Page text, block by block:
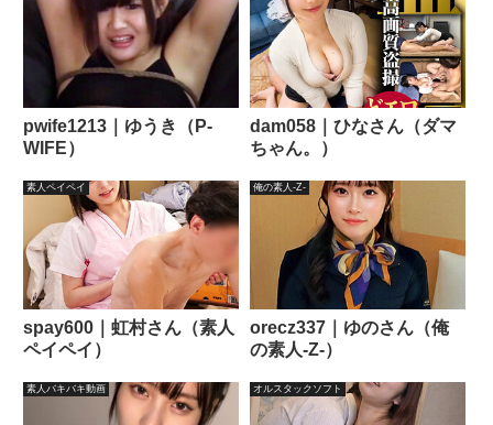
pwife1213｜ゆうき（P-
WIFE）
dam058｜ひなさん（ダマ
ちゃん。）
素人ペイペイ
spay600｜虹村さん（素人
ペイペイ）
俺の素人-Z-
orecz337｜ゆのさん（俺
の素人-Z-）
素人バキバキ動画 オルスタックソフト